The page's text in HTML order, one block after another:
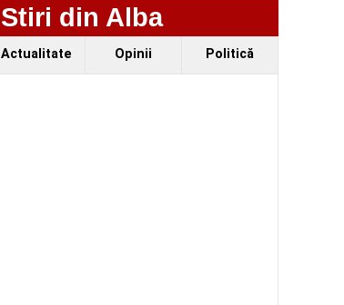
Stiri din Alba
Actualitate Opinii Politică